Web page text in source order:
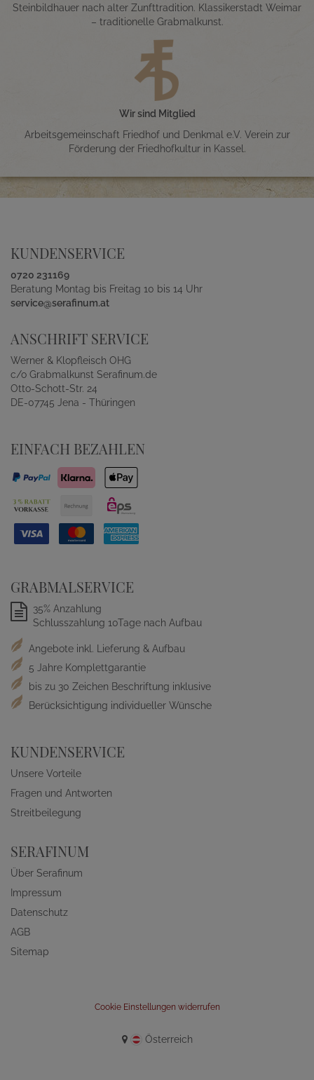
Steinbildhauer nach alter Zunfttradition. Klassikerstadt Weimar
– traditionelle Grabmalkunst.
Wir sind Mitglied
Arbeitsgemeinschaft Friedhof und Denkmal e.V. Verein zur
Förderung der Friedhofkultur in Kassel.
KUNDENSERVICE
0720 231169
Beratung Montag bis Freitag 10 bis 14 Uhr
service@serafinum.at
ANSCHRIFT SERVICE
Werner & Klopfleisch OHG
c/o Grabmalkunst Serafinum.de
Otto-Schott-Str. 24
DE-07745 Jena - Thüringen
EINFACH BEZAHLEN
GRABMALSERVICE
35% Anzahlung
Schlusszahlung 10Tage nach Aufbau
Angebote inkl. Lieferung & Aufbau
5 Jahre Komplettgarantie
bis zu 30 Zeichen Beschriftung inklusive
Berücksichtigung individueller Wünsche
KUNDENSERVICE
Unsere Vorteile
Fragen und Antworten
Streitbeilegung
SERAFINUM
Über Serafinum
Impressum
Datenschutz
AGB
Sitemap
Cookie Einstellungen widerrufen
Österreich